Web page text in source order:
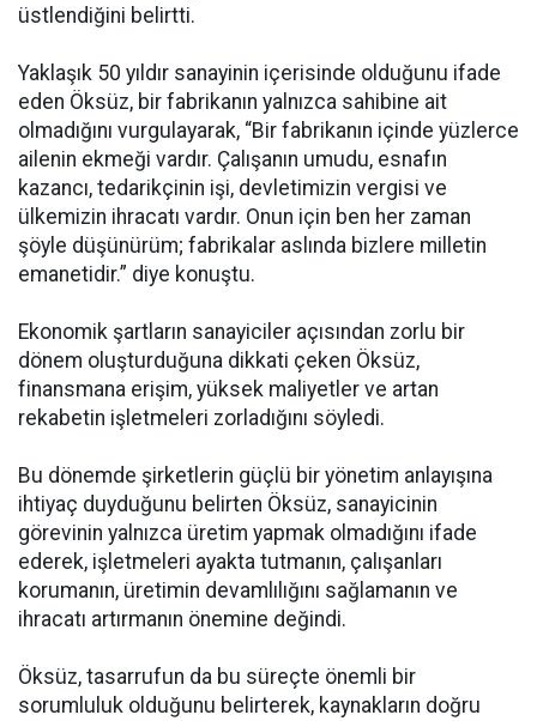
üstlendiğini belirtti.
Yaklaşık 50 yıldır sanayinin içerisinde olduğunu ifade
eden Öksüz, bir fabrikanın yalnızca sahibine ait
olmadığını vurgulayarak, “Bir fabrikanın içinde yüzlerce
ailenin ekmeği vardır. Çalışanın umudu, esnafın
kazancı, tedarikçinin işi, devletimizin vergisi ve
ülkemizin ihracatı vardır. Onun için ben her zaman
şöyle düşünürüm; fabrikalar aslında bizlere milletin
emanetidir.” diye konuştu.
Ekonomik şartların sanayiciler açısından zorlu bir
dönem oluşturduğuna dikkati çeken Öksüz,
finansmana erişim, yüksek maliyetler ve artan
rekabetin işletmeleri zorladığını söyledi.
Bu dönemde şirketlerin güçlü bir yönetim anlayışına
ihtiyaç duyduğunu belirten Öksüz, sanayicinin
görevinin yalnızca üretim yapmak olmadığını ifade
ederek, işletmeleri ayakta tutmanın, çalışanları
korumanın, üretimin devamlılığını sağlamanın ve
ihracatı artırmanın önemine değindi.
Öksüz, tasarrufun da bu süreçte önemli bir
sorumluluk olduğunu belirterek, kaynakların doğru